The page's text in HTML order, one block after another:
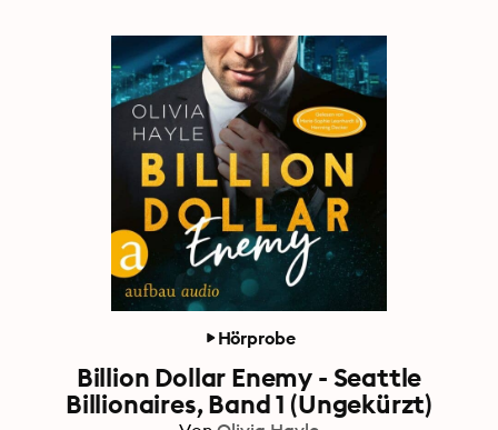
Hörprobe
Billion Dollar Enemy - Seattle
Billionaires, Band 1 (Ungekürzt)